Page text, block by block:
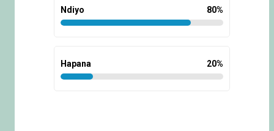
Ndiyo 80%
Hapana 20%